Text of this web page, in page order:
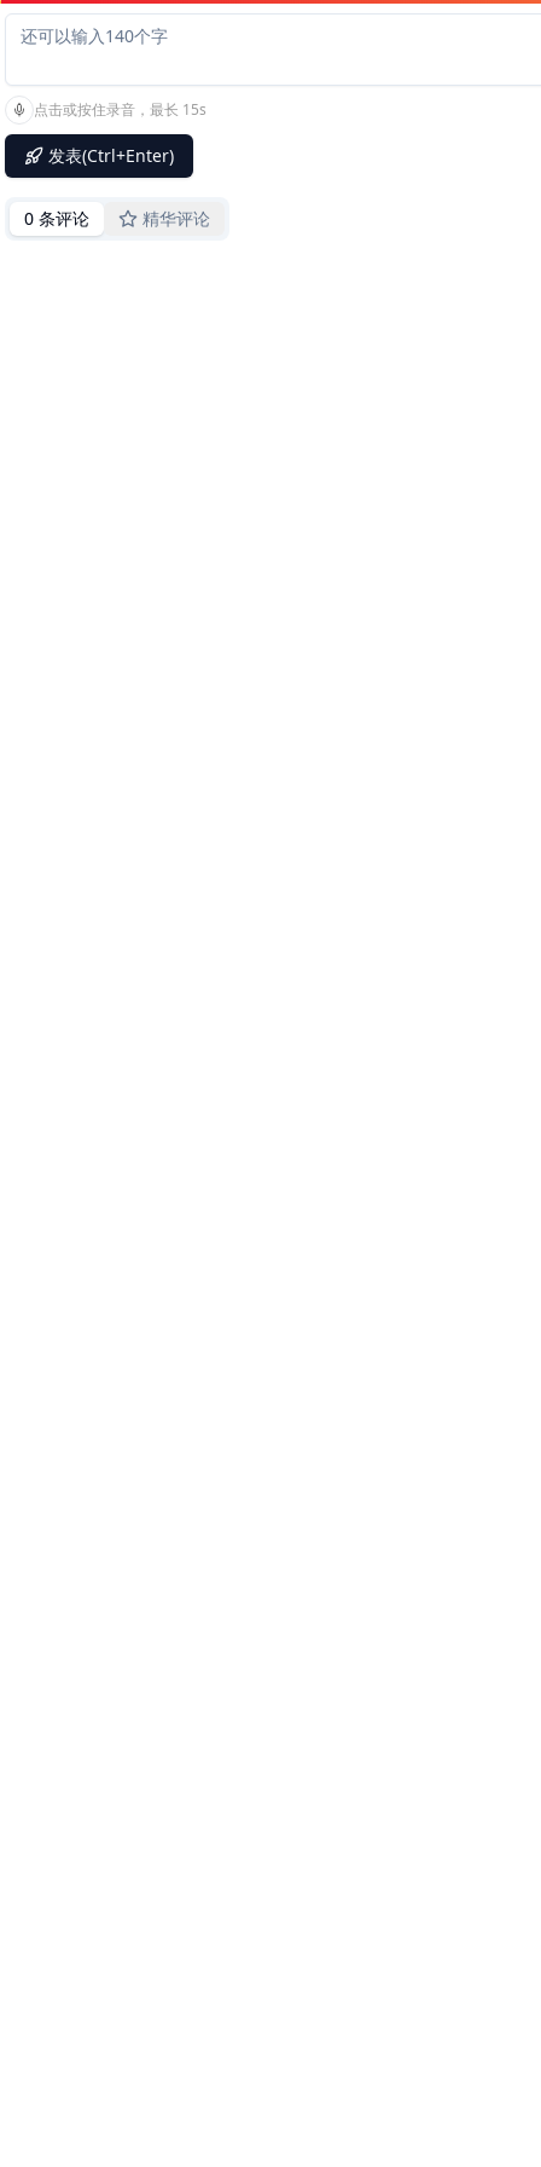
点击或按住录音，最长 15s
发表(Ctrl+Enter)
0 条评论 精华评论